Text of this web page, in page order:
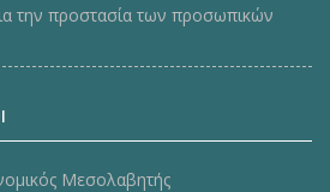
την προστασία των προσωπικών
Μεσολαβητής